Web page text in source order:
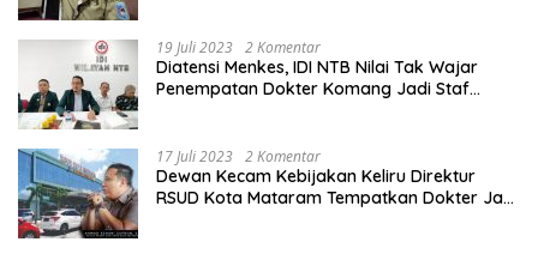
19 Juli 2023 2 Komentar
Diatensi Menkes, IDI NTB Nilai Tak Wajar
Penempatan Dokter Komang Jadi Staf
17 Juli 2023 2 Komentar
Dewan Kecam Kebijakan Keliru Direktur
RSUD Kota Mataram Tempatkan Dokter Jadi